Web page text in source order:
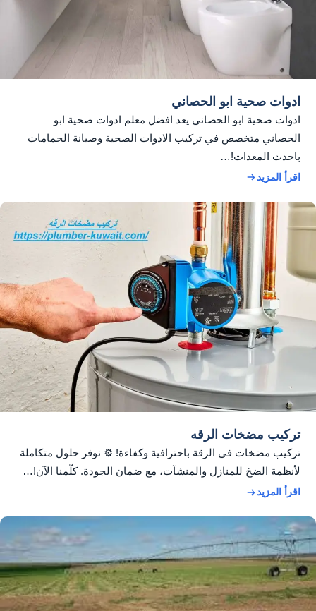
ادوات صحية ابو الحصاني
ادوات صحية ابو الحصاني يعد افضل معلم ادوات صحية ابو
الحصاني متخصص في تركيب الادوات الصحية وصيانة الحمامات
باحدث المعدات!…
اقرأ المزيد
تركيب مضخات الرقه
تركيب مضخات في الرقة باحترافية وكفاءة! ⚙️ نوفر حلول متكاملة
لأنظمة الضخ للمنازل والمنشآت، مع ضمان الجودة. كلّمنا الآن!…
اقرأ المزيد